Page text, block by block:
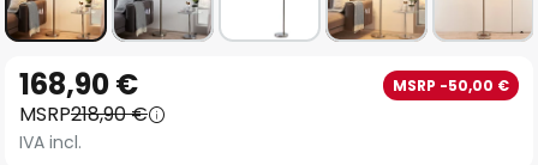
all'inizio
della
galleria
168,90 € MSRP -50,00 €
MSRP218,90 €
IVA incl.